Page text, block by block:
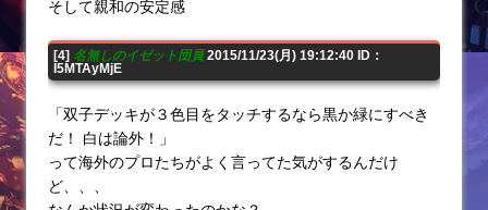
そして親和の安定感
[4] 名無しのイゼット団員2015/11/23(月) 19:12:40 ID：
I5MTAyMjE
「双子デッキが３色目をタッチするなら黒か緑にすべき
だ！ 白は論外！」
って海外のプロたちがよく言ってた気がするんだけ
ど、、、